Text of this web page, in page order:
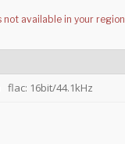
flac: 16bit/44.1kHz